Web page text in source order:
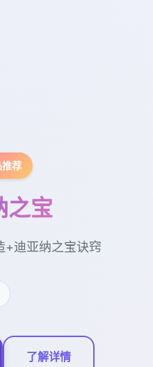
推荐
之宝
+迪亚纳之宝诀窍
了解详情